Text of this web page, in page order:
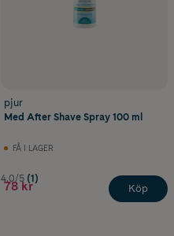
pjur
Med After Shave Spray 100 ml
FÅ I LAGER
4.0/5 (1)
78 kr Köp